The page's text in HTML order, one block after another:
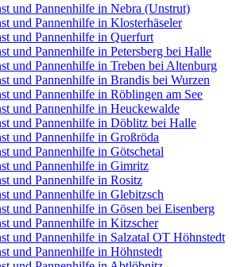
und Pannenhilfe in Nebra (Unstrut)
und Pannenhilfe in Klosterhäseler
und Pannenhilfe in Querfurt
und Pannenhilfe in Petersberg bei Halle
und Pannenhilfe in Treben bei Altenburg
und Pannenhilfe in Brandis bei Wurzen
und Pannenhilfe in Röblingen am See
und Pannenhilfe in Heuckewalde
und Pannenhilfe in Döblitz bei Halle
und Pannenhilfe in Großröda
und Pannenhilfe in Götschetal
und Pannenhilfe in Gimritz
und Pannenhilfe in Rositz
und Pannenhilfe in Glebitzsch
und Pannenhilfe in Gösen bei Eisenberg
und Pannenhilfe in Kitzscher
und Pannenhilfe in Salzatal OT Höhnstedt
und Pannenhilfe in Höhnstedt